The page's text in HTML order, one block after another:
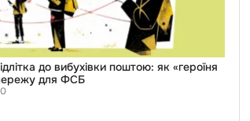
до вибухівки поштою: як «героїня
для ФСБ